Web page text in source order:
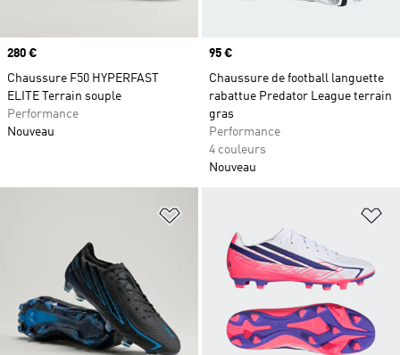
Prix
280 €
Chaussure F50 HYPERFAST
ELITE Terrain souple
Performance
Nouveau
Prix
95 €
Chaussure de football languette
rabattue Predator League terrain
gras
Performance
4 couleurs
Nouveau
Ajouter à la Liste de produits